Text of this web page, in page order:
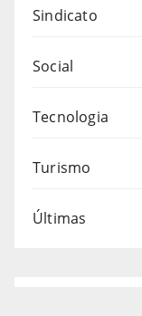
Sindicato
Social
Tecnologia
Turismo
Últimas